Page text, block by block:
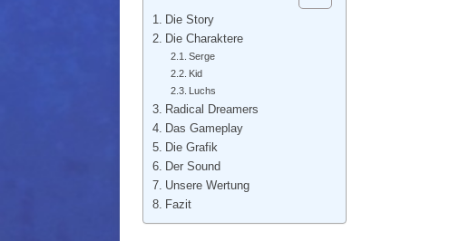
Die Story
Die Charaktere
Serge
Kid
Luchs
Radical Dreamers
Das Gameplay
Die Grafik
Der Sound
Unsere Wertung
Fazit